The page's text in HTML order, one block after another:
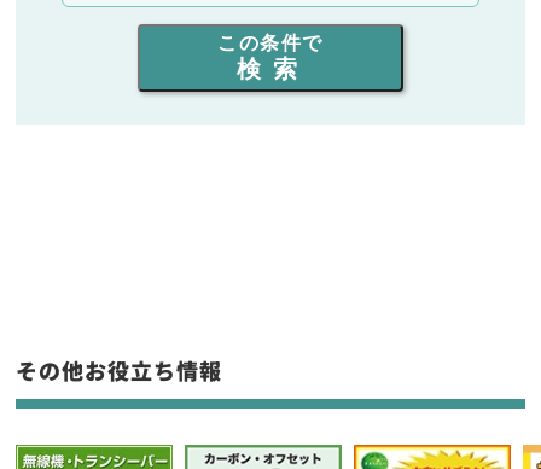
出力を選ぶ
同時通話人数を選ぶ
フリーワード入力(製品名等)
選択条件をリセット
この条件で
検索
その他お役立ち情報